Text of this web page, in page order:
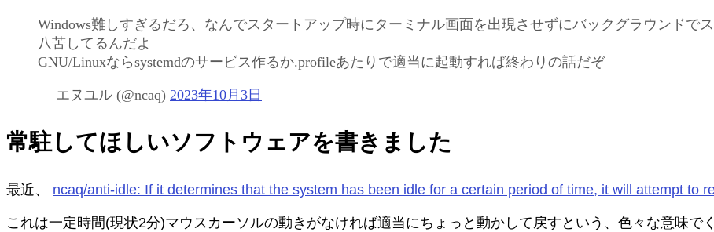
Windows難しすぎるだろ、なんでスタートアップ時にターミナル画面を出現させずにバックグラウンドで
八苦してるんだよ
GNU/Linuxならsystemdのサービス作るか.profileあたりで適当に起動すれば終わりの話だぞ
— エヌユル (@ncaq) 2023年10月3日
常駐してほしいソフトウェアを書きました
最近、 ncaq/anti-idle: If it determines that the system has been idle for a certain period of time, it will attempt to
これは一定時間(現状2分)マウスカーソルの動きがなければ適当にちょっと動かして戻すという、色々な意味で